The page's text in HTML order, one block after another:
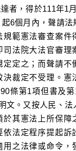
者，得於111年1
6個月內，聲請法
範憲法審查案件
司法院大法官審理
定之；而聲請不
決裁定不受理。憲
條第1項但書及
文。又按人民、法
於其憲法上所保障
依法定程序提起訴
用之法律或命令，